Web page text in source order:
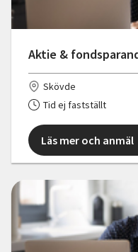
Aktie &
Skövde
Tid ej fastställt
Läs mer och anmäl